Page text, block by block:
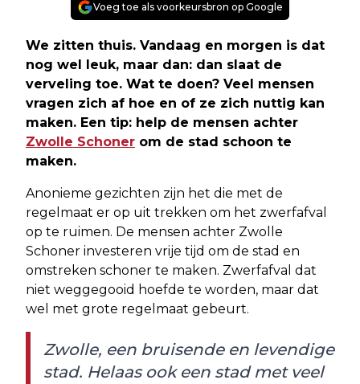
Voeg toe als voorkeursbron op Google
We zitten thuis. Vandaag en morgen is dat
nog wel leuk, maar dan: dan slaat de
verveling toe. Wat te doen? Veel mensen
vragen zich af hoe en of ze zich nuttig kan
maken. Een tip: help de mensen achter
Zwolle Schoner om de stad schoon te
maken.
Anonieme gezichten zijn het die met de
regelmaat er op uit trekken om het zwerfafval
op te ruimen. De mensen achter Zwolle
Schoner investeren vrije tijd om de stad en
omstreken schoner te maken. Zwerfafval dat
niet weggegooid hoefde te worden, maar dat
wel met grote regelmaat gebeurt.
Zwolle, een bruisende en levendige
stad. Helaas ook een stad met veel